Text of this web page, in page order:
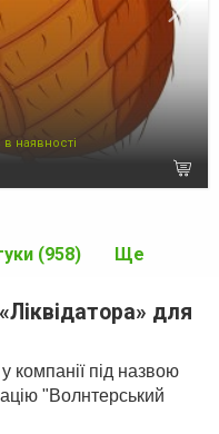
в наявності
(958) Ще
для
компанії під назвою
"Волнтерський